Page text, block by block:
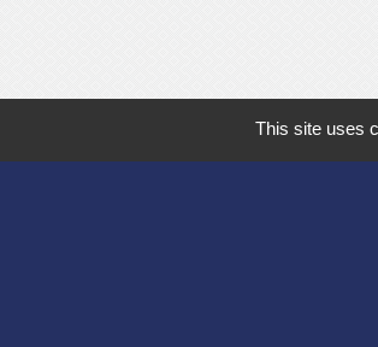
This site uses